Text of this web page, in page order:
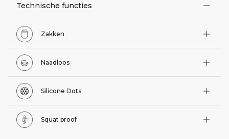
Technische functies
Zakken
Naadloos
Silicone Dots
Squat proof